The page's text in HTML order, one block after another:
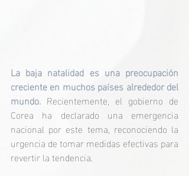
La baja natalidad es una preocupación
creciente en muchos países alrededor del
mundo. Recientemente, el gobierno de
Corea ha declarado una emergencia
nacional por este tema, reconociendo la
urgencia de tomar medidas efectivas para
revertir la tendencia.